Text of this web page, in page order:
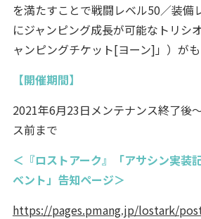
を満たすことで戦闘レベル50／装備
にジャンピング成長が可能なトリシ
ャンピングチケット[ヨーン]」）がも
【開催期間】
2021年6月23日メンテナンス終了後
ス前まで
＜『ロストアーク』「アサシン実装
ベント」告知ページ＞
https://pages.pmang.jp/lostark/